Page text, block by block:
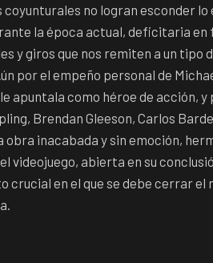
no logran esconder lo
la época actual, deficitaria en
y giros que nos remiten a un tipo
por el empeño personal de
apuntala como héroe de acción, y
Brendan Gleeson, Carlos
obra inacabada y sin emoción,
videojuego, abierta en su
crucial en el que se debe cerrar el